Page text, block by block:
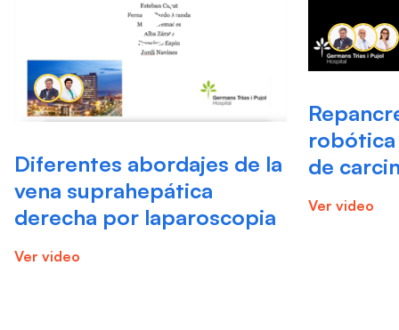
Diferentes abordajes de la
vena suprahepática
derecha por laparoscopia
Ver video
de
Ver video